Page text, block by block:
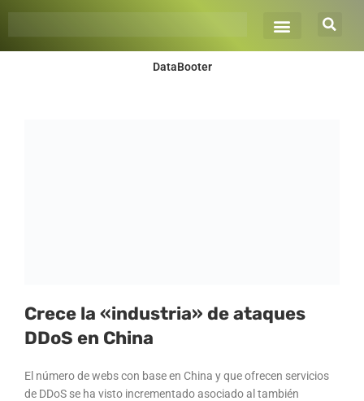
DataBooter
Crece la «industria» de ataques
DDoS en China
El número de webs con base en China y que ofrecen servicios
de DDoS se ha visto incrementado asociado al también